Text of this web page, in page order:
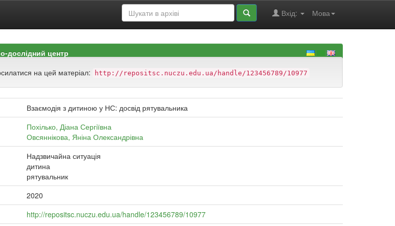
Мова
Вхід:
дослідний центр
на цей матеріал:
http://repositsc.nuczu.edu.ua/handle/123456789/10977
Взаємодія з дитиною у НС: досвід рятувальника
Похілько, Діана Сергіївна
Овсяннікова, Яніна Олександрівна
Надзвичайна ситуація
дитина
рятувальник
2020
http://repositsc.nuczu.edu.ua/handle/123456789/10977